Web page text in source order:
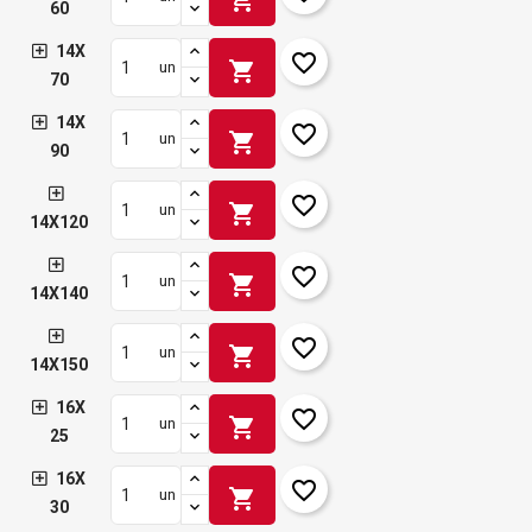
60
14X
70
un shopping_cart favorite_border
14X
90
un shopping_cart favorite_border
14X120
un shopping_cart favorite_border
14X140
un shopping_cart favorite_border
14X150
un shopping_cart favorite_border
16X
25
un shopping_cart favorite_border
16X
30
un shopping_cart favorite_border